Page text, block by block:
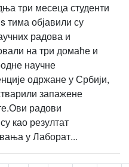
три месеца студенти
тима објавили су
радова и
на три домаће и
научне
одржане у Србији,
запажене
радови
као резултат
у Лаборат...